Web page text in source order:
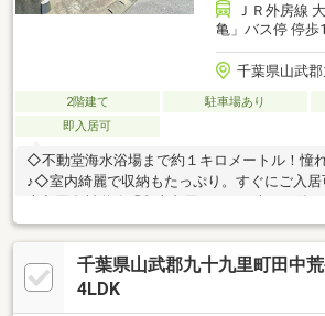
ＪＲ外房線
亀」バス停 停歩
千葉県山武
2階建て 駐車場あり
即入居可
◇不動堂海水浴場まで約１キロメートル！憧
♪◇室内綺麗で収納もたっぷり。すぐにご入
十九里有料道路「九十九里IC」まで車で３分♪
千葉県山武郡九十九里町田中
4LDK